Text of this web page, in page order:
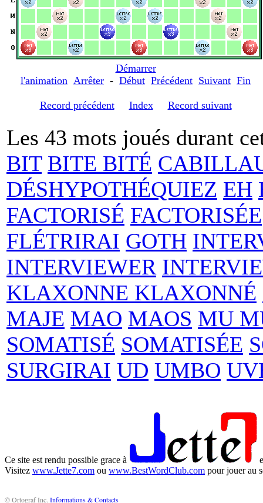
Démarrer
l'animation Arrêter - Début Précédent Suivant Fin
Record précédent Index Record suivant
Les 43 mots joués durant
BIT BITE BITÉ
DÉSHYPOTHÉQUIEZ EH
FACTORISÉ FACTORISÉE
FLÉTRIRAI GOTH
INTERVIEWER
KLAXONNE KLAXONNÉ
MAJE MAO MAOS MU
SOMATISÉ SOMATISÉE
SURGIRAI UD UMBO
Ce site est rendu possible grace à
Visitez www.Jette7.com ou www.BestWordClub.com pour jouer au
© Ortograf Inc. Informations & Contacts